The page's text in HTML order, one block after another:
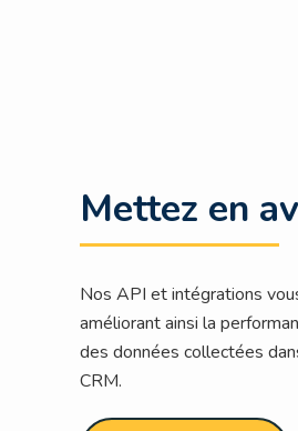
Mettez en
Nos API et intégrations
améliorant ainsi la
des données collectées
CRM.